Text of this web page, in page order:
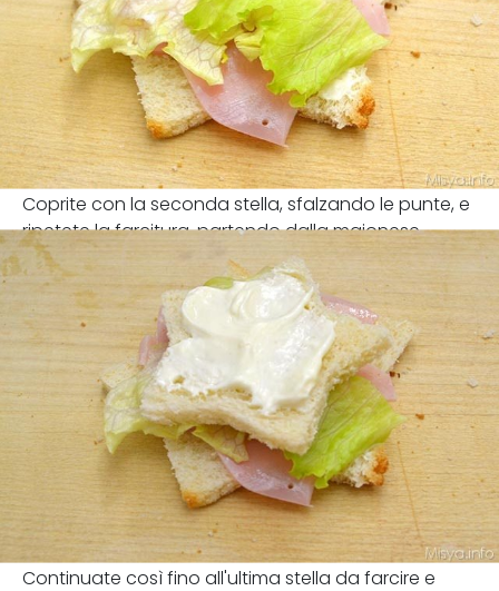
Coprite con la seconda stella, sfalzando le punte, e
ripetete la farcitura, partendo dalla maionese.
Continuate così fino all'ultima stella da farcire e